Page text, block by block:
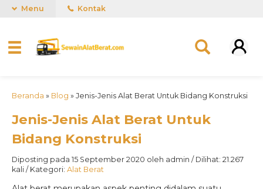
Menu Kontak
Beranda » Blog » Jenis-Jenis Alat Berat Untuk Bidang Konstruksi
Jenis-Jenis Alat Berat Untuk
Bidang Konstruksi
Diposting pada 15 September 2020 oleh admin / Dilihat: 21.267
kali / Kategori: Alat Berat